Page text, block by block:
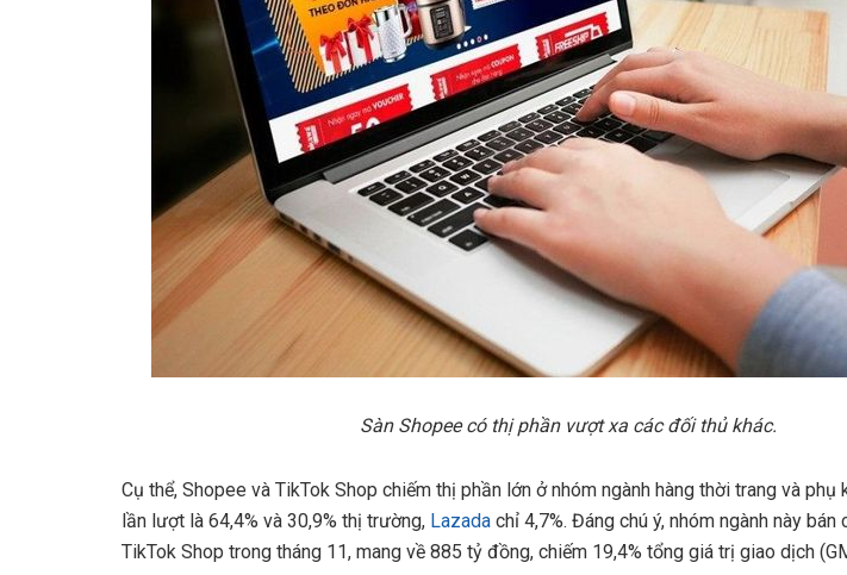
Sàn Shopee có thịphần vượt xa các đối thủkhác.
Cụ thể, Shopee và TikTok Shop chiếm thị phần lớn ở nhóm ngành hàng thời trang và phụ
lần lượt là 64,4% và 30,9% thị trường, Lazada chỉ 4,7%. Đáng chú ý, nhóm ngành này bán
TikTok Shop trong tháng 11, mang về 885 tỷ đồng, chiếm 19,4% tổng giá trị giao dịch